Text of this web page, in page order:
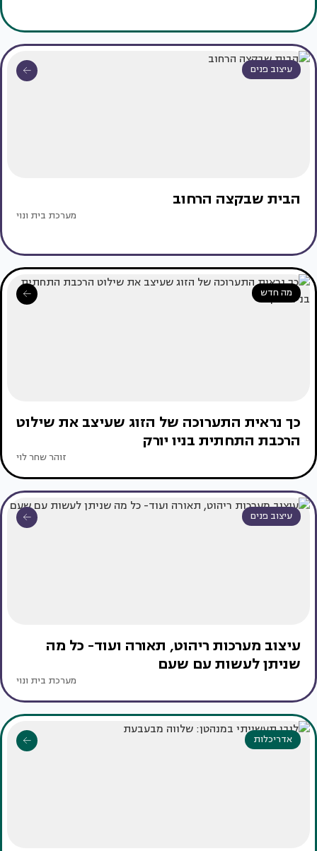
עיצוב פנים
הבית שבקצה הרחוב
מערכת בית ונוי
מה חדש
כך נראית התערוכה של הזוג שעיצב את שילוט
הרכבת התחתית בניו יורק
זוהר שחר לוי
עיצוב פנים
עיצוב מערכות ריהוט, תאורה ועוד- כל מה
שניתן לעשות עם שעם
מערכת בית ונוי
אדריכלות